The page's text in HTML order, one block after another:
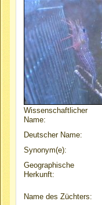
Wissenschaftlicher
Name:
Deutscher Name:
Synonym(e):
Geographische
Herkunft:
Name des Züchters: